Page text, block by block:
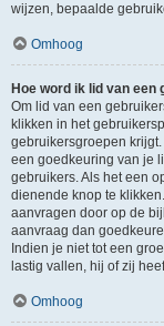
wijzen, bepaalde
Omhoog
Hoe word ik lid van
Om lid van een
klikken in het
gebruikersgroepen
een goedkeuring van je
gebruikers. Als het een
dienende knop te
aanvragen door op de
aanvraag dan
Indien je niet tot een
lastig vallen, hij of zij
Omhoog